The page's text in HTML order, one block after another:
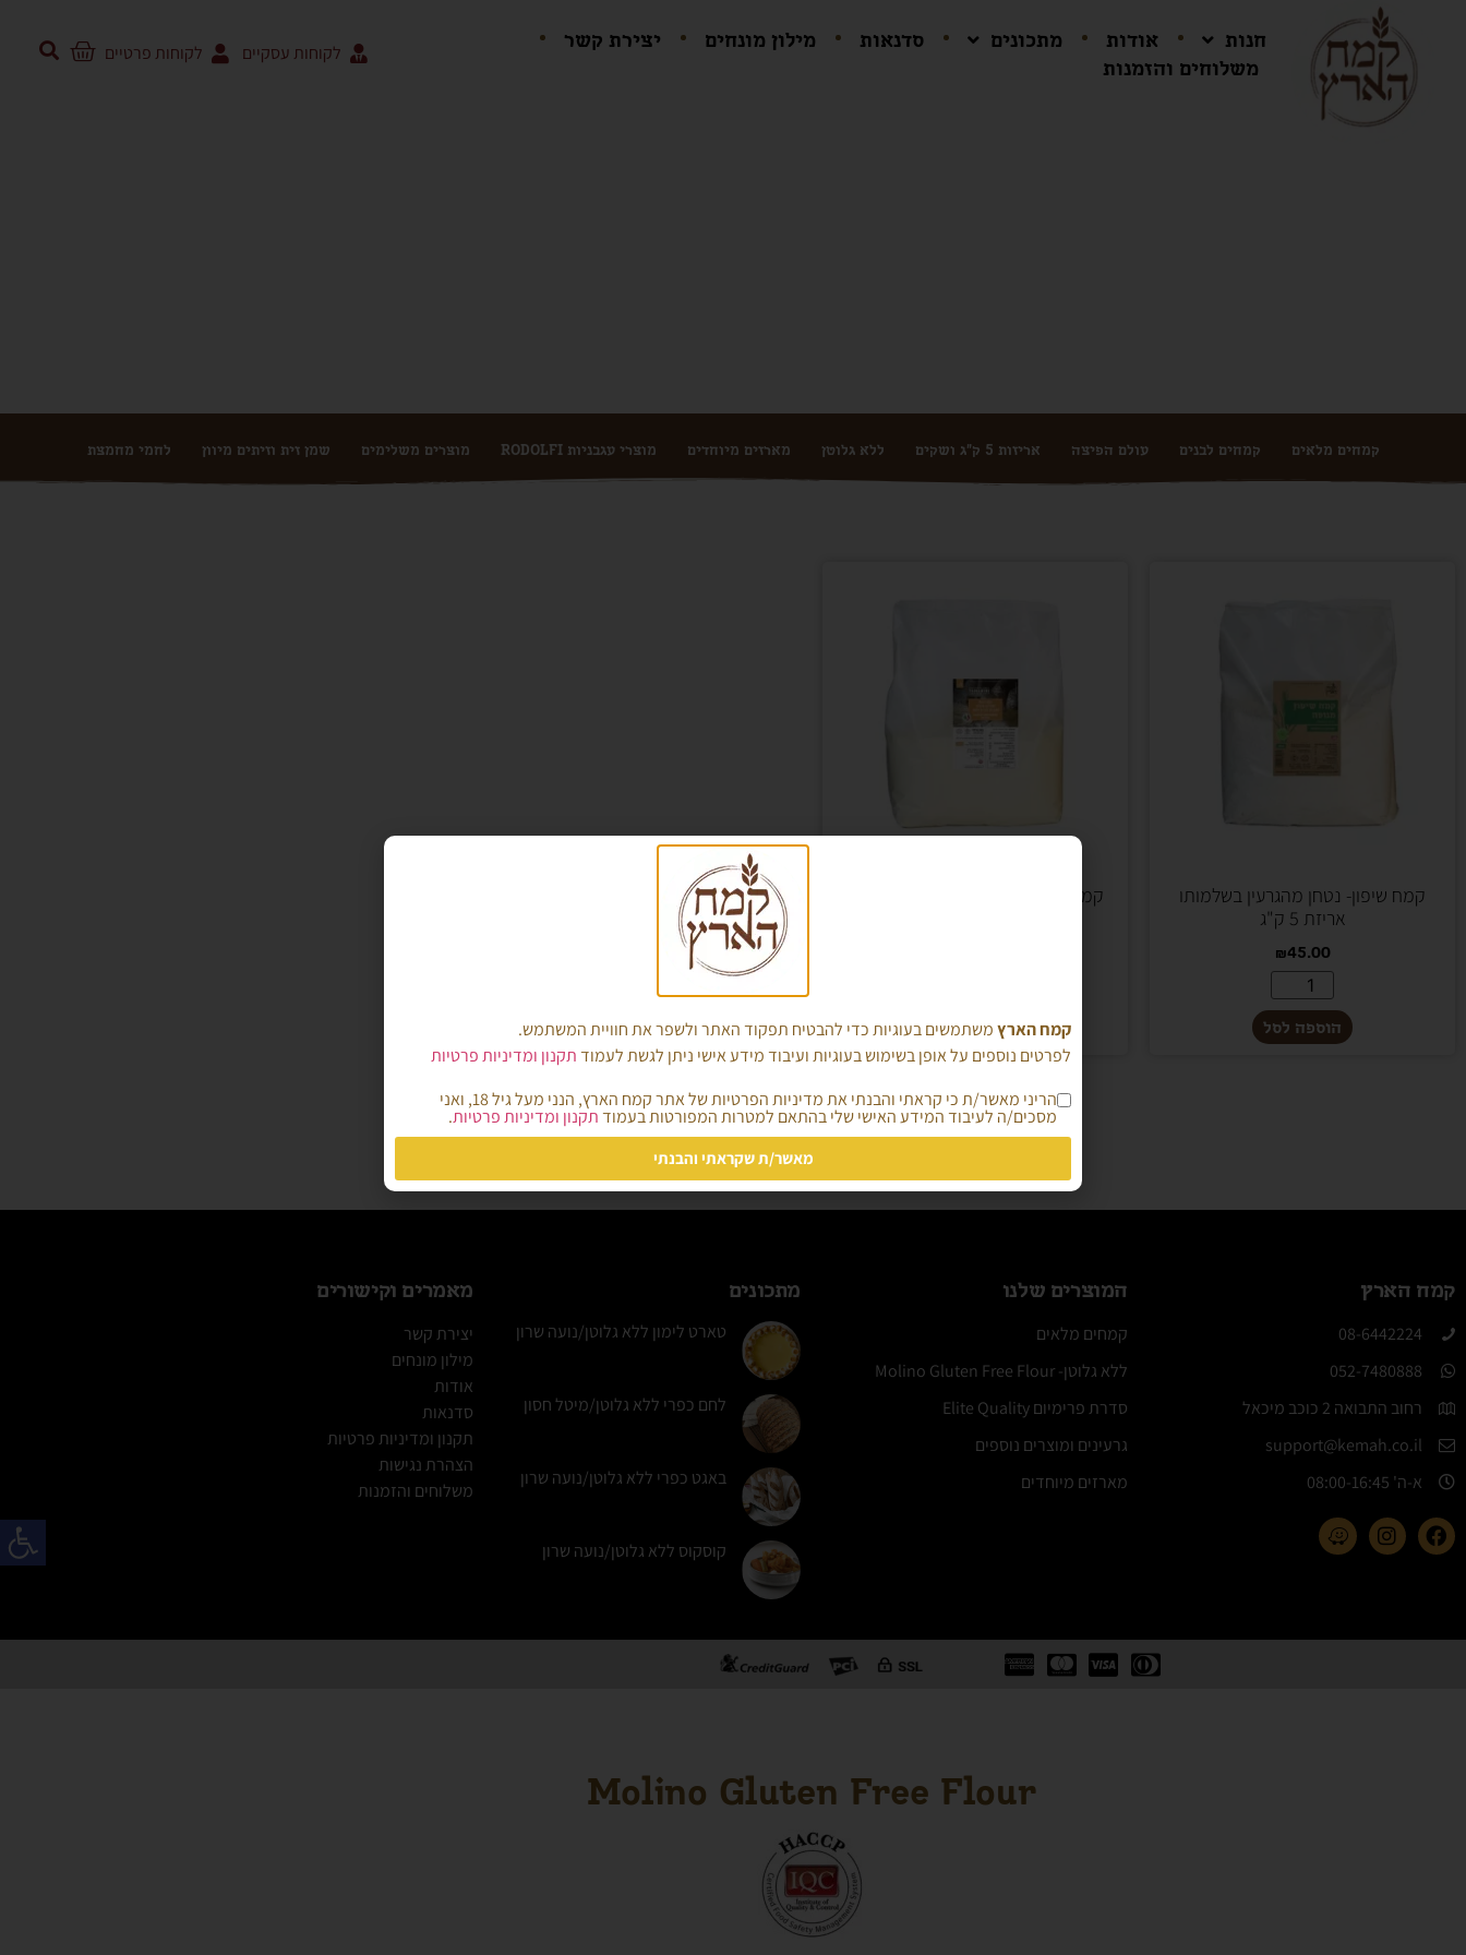
חנות אודות מתכונים סדנאות מילון מונחים
יצירת קשר
משלוחים והזמנות
לקוחות עסקיים לקוחות פרטיים
קמחים מלאים קמחים לבנים עולם הפיצה אריזות 5 ק"ג ושקים ללא גלוטן מארזים מיוחדים מוצרי עגבניות RODOLFI מוצרים משלימים שמן זית וזיתים מיוון לחמי מחמצת
קמח שיפון- נטחן מהגרעין בשלמותו
אריזת 5 ק"ג
₪45.00
הוספה לסל הוספה לסל
→
1
2
3
4
5
6
קמח הארץ
08-6442224​
052-7480888
רחוב התבואה 2 כוכב מיכאל
support@kemah.co.il
א-ה' 08:00-16:45​
המוצרים שלנו
קמחים מלאים
ללא גלוטן- Molino Gluten Free Flour
סדרת פרימיום Elite Quality
גרעינים ומוצרים נוספים
מארזים מיוחדים
מתכונים
טארט לימון ללא גלוטן/נועה שרון
לחם כפרי ללא גלוטן/מיטל חסון
באגט כפרי ללא גלוטן/נועה שרון
קוסקוס ללא גלוטן/נועה שרון
מאמרים וקישורים
יצירת קשר
מילון מונחים
אודות
סדנאות
תקנון ומדיניות פרטיות
הצהרת נגישות
משלוחים והזמנות
Molino Gluten Free Flour
קמח הארץמשתמשים בעוגיות כדי להבטיח תפקוד האתר ולשפר את חוויית המשתמש.
לפרטים נוספים על אופן בשימוש בעוגיות ועיבוד מידע אישי ניתן לגשת לעמודתקנון ומדיניות פרטיות
הריני מאשר/ת כי קראתי והבנתי את מדיניות הפרטיות של אתר קמח הארץ, הנני מעל גיל 18, ואני
מסכים/ה לעיבוד המידע האישי שלי בהתאם למטרות המפורטות בעמודתקנון ומדיניות פרטיות.
מאשר/ת שקראתי והבנתי